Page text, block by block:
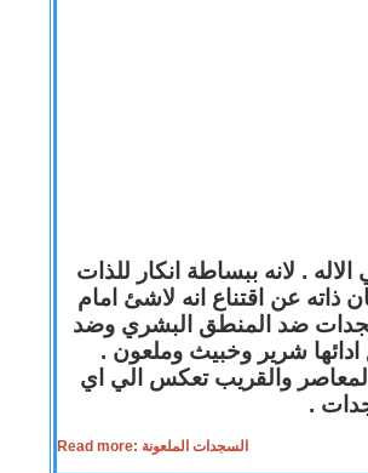
. لانه ببساطة انكار للذات
ذاته عن اقتناع انه لاشئ امام
ضد المنطق البشري وضد
ادائها شرير وخبيث وملعون .
المعاصر والقريب تعكس الي اي
.
Read more: السجدات الملعونة